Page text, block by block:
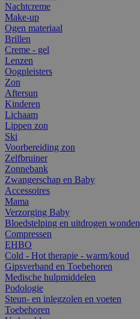
Nachtcreme
Make-up
Ogen materiaal
Brillen
Creme - gel
Lenzen
Oogpleisters
Zon
Aftersun
Kinderen
Lichaam
Lippen zon
Ski
Voorbereiding zon
Zelfbruiner
Zonnebank
Zwangerschap en Baby
Accessoires
Mama
Verzorging Baby
Bloedstelping en uitdrogen wonden
Compressen
EHBO
Cold - Hot therapie - warm/koud
Gipsverband en Toebehoren
Medische hulpmiddelen
Podologie
Steun- en inlegzolen en voeten
Toebehoren